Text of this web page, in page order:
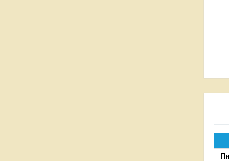
Пн